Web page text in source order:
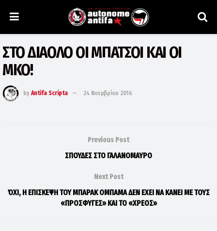
ΣΤΟ ΔΙΑΟΛΟ ΟΙ ΜΠΑΤΣΟΙ ΚΑΙ ΟΙ
ΜΚΟ!
by Antifa Scripta 24 Νοεμβρίου 2016
Previous Post
ΣΠΟΥΔΕΣ ΣΤΟ ΓΑΛΑΝΟΜΑΥΡΟ
Next Post
ΌΧΙ, Η ΕΠΙΣΚΕΨΗ ΤΟΥ ΜΠΑΡΑΚ ΟΜΠΑΜΑ ΔΕΝ ΕΧΕΙ ΝΑ ΚΑΝΕΙ ΜΕ ΤΟΥΣ
«ΠΡΟΣΦΥΓΕΣ» ΚΑΙ ΤΟ «ΧΡΕΟΣ»